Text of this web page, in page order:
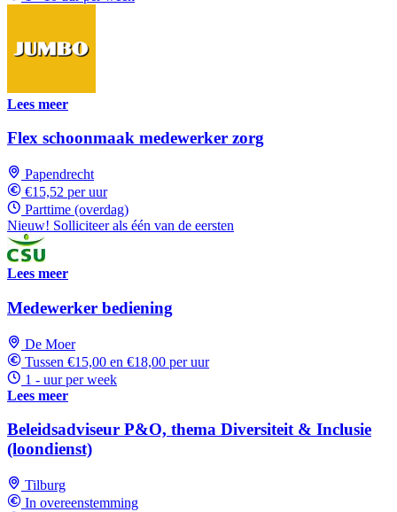
Lees meer
Flex schoonmaak medewerker zorg
Papendrecht
€15,52 per uur
Parttime (overdag)
Nieuw! Solliciteer als één van de eersten
Lees meer
Medewerker bediening
De Moer
Tussen €15,00 en €18,00 per uur
1 - uur per week
Lees meer
Beleidsadviseur P&O, thema Diversiteit & Inclusie
(loondienst)
Tilburg
In overeenstemming